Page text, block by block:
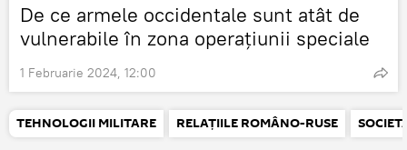
De ce armele occidentale sunt atât de
vulnerabile în zona operațiunii speciale
1 Februarie 2024, 12:00
TEHNOLOGII MILITARE RELAȚIILE ROMÂNO-RUSE